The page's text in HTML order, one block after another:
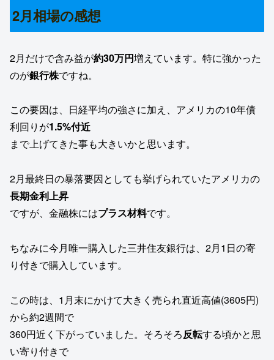
2月相場の感想
2月だけで含み益が約30万円増えています。特に強かった
のが銀行株ですね。
この要因は、日経平均の強さに加え、アメリカの10年債
利回りが1.5%付近
まで上げてきた事も大きいかと思います。
2月最終日の暴落要因としても挙げられていたアメリカの
長期金利上昇
ですが、金融株にはプラス材料です。
ちなみに今月唯一購入した三井住友銀行は、2月1日の寄
り付きで購入しています。
この時は、1月末にかけて大きく売られ直近高値(3605円)
から約2週間で
360円近く下がっていました。そろそろ反転する頃かと思
い寄り付きで